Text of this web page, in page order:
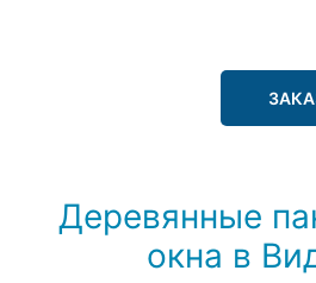
Деревянные
окна в